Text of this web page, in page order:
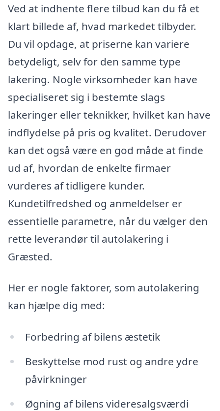
Ved at indhente flere tilbud kan du få et
klart billede af, hvad markedet tilbyder.
Du vil opdage, at priserne kan variere
betydeligt, selv for den samme type
lakering. Nogle virksomheder kan have
specialiseret sig i bestemte slags
lakeringer eller teknikker, hvilket kan have
indflydelse på pris og kvalitet. Derudover
kan det også være en god måde at finde
ud af, hvordan de enkelte firmaer
vurderes af tidligere kunder.
Kundetilfredshed og anmeldelser er
essentielle parametre, når du vælger den
rette leverandør til autolakering i
Græsted.
Her er nogle faktorer, som autolakering
kan hjælpe dig med:
Forbedring af bilens æstetik
Beskyttelse mod rust og andre ydre
påvirkninger
Øgning af bilens videresalgsværdi